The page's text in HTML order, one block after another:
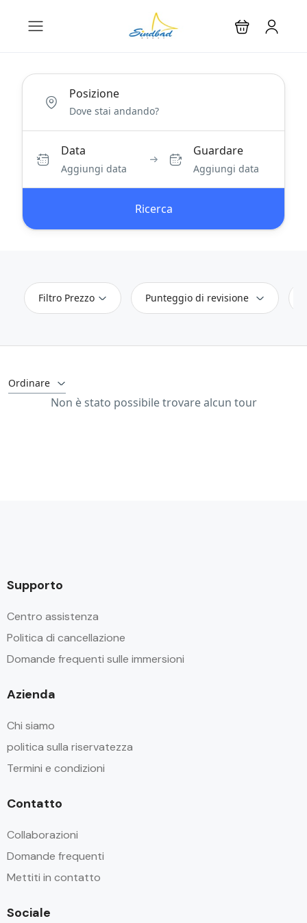
Posizione
Data
Aggiungi data
Guardare
Aggiungi data
Ricerca
Filtro Prezzo Punteggio di revisione
Ordinare
Non è stato possibile trovare alcun tour
Supporto
Centro assistenza
Politica di cancellazione
Domande frequenti sulle immersioni
Azienda
Chi siamo
politica sulla riservatezza
Termini e condizioni
Contatto
Collaborazioni
Domande frequenti
Mettiti in contatto
Sociale